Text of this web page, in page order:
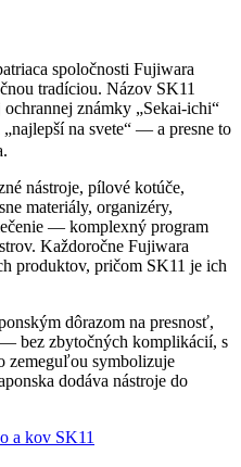
spoločnosti Fujiwara
tradíciou. Názov SK11
známky „Sekai-ichi“
na svete“ — a presne to
nástroje, pílové kotúče,
materiály, organizéry,
— komplexný program
Každoročne Fujiwara
produktov, pričom SK11 je ich
dôrazom na presnosť,
bez zbytočných komplikácií, s
zemeguľou symbolizuje
dodáva nástroje do